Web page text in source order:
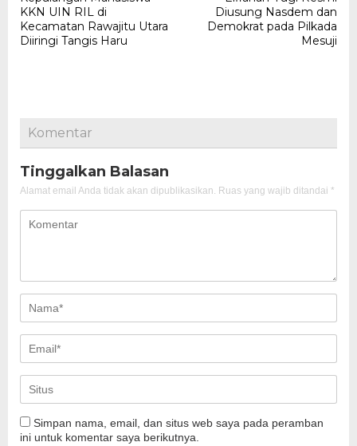
pos
KKN UIN RIL di
Kecamatan Rawajitu Utara
Diiringi Tangis Haru
Diusung Nasdem dan
Demokrat pada Pilkada
Mesuji
Komentar
Tinggalkan Balasan
Alamat email Anda tidak akan dipublikasikan. Ruas yang wajib ditandai *
Simpan nama, email, dan situs web saya pada peramban
ini untuk komentar saya berikutnya.